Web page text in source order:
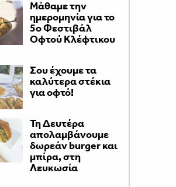
Μάθαμε την
ημερομηνία για το
5ο Φεστιβάλ
Οφτού Κλέφτικου
Σου έχουμε τα
καλύτερα στέκια
για οφτό!
Τη Δευτέρα
απολαμβάνουμε
δωρεάν burger και
μπίρα, στη
Λευκωσία